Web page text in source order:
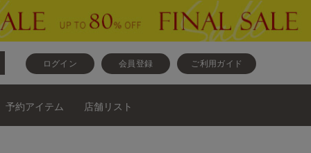
ログイン 会員登録 ご利用ガイド
予約アイテム 店舗リスト